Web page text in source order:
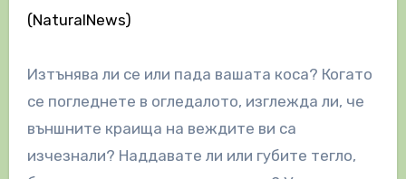
(NaturalNews)
Изтънява ли се или пада вашата коса? Когато
се погледнете в огледалото, изглежда ли, че
външните краища на веждите ви са
изчезнали? Наддавате ли или губите тегло,